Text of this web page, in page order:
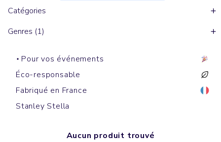
Catégories
Genres (1)
Pour vos événements
Éco-responsable
Fabriqué en France
Stanley Stella
Aucun produit trouvé